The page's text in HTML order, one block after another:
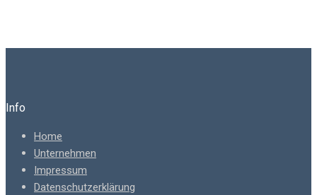
Info
Home
Unternehmen
Impressum
Datenschutzerklärung